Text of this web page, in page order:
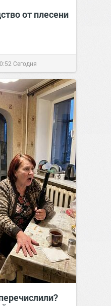
от плесени
Сегодня